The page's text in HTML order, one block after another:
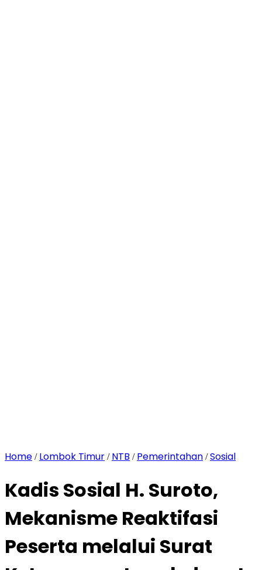
Home / Lombok Timur / NTB / Pemerintahan /Sosial
Kadis Sosial H. Suroto,
Mekanisme Reaktifasi
Peserta melalui Surat